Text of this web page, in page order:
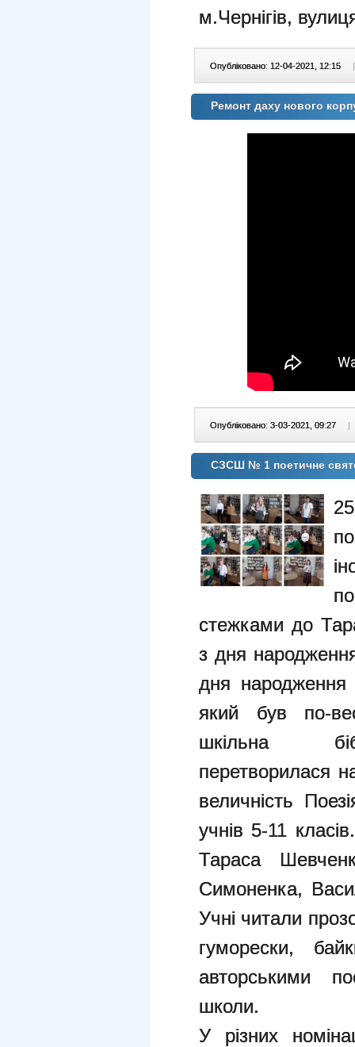
м.Чернігів,
Опубліковано: 12-04-2021, 12:15 |
Ремонт даху нового
Опубліковано: 3-03-2021, 09:27 |
CЗСШ № 1 поетичне
стежками до
з дня
дня народження
який був по-
шкільна
перетворилася
величність
учнів 5-11
Тараса
Симоненка,
Учні читали
гуморески,
авторськими
школи.
У різних